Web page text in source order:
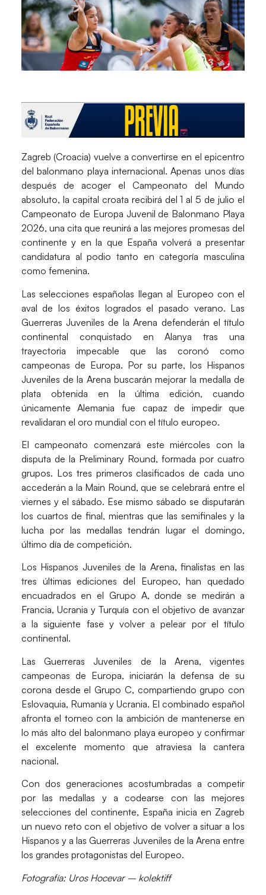
Zagreb (Croacia) vuelve a convertirse en el epicentro
del balonmano playa internacional. Apenas unos días
después de acoger el Campeonato del Mundo
absoluto, la capital croata recibirá del1 al 5 de julio el
Campeonato de Europa Juvenil de Balonmano Playa
2026, una cita que reunirá a las mejores promesas del
continente y en la que España volverá a presentar
candidatura al podio tanto en categoría masculina
como femenina.
Las selecciones españolas llegan al Europeo con el
aval de los éxitos logrados el pasado verano. Las
Guerreras Juveniles de la Arena defenderán el título
continental conquistado en Alanya tras una
trayectoria impecable que las coronó como
campeonas de Europa. Por su parte, los Hispanos
Juveniles de la Arena buscarán mejorar la medalla de
plata obtenida en la última edición, cuando
únicamente Alemania fue capaz de impedir que
revalidaran el oro mundial con el título europeo.
El campeonato comenzará este miércoles con la
disputa de la Preliminary Round, formada por cuatro
grupos. Los tres primeros clasificados de cada uno
accederán a la Main Round, que se celebrará entre el
viernes y el sábado. Ese mismo sábado se disputarán
los cuartos de final, mientras que las semifinales y la
lucha por las medallas tendrán lugar el domingo,
último día de competición.
Los Hispanos Juveniles de la Arena, finalistas en las
tres últimas ediciones del Europeo, han quedado
encuadrados en el Grupo A, donde se medirán a
Francia, Ucrania y Turquía con el objetivo de avanzar
a la siguiente fase y volver a pelear por el título
continental.
LasGuerreras Juveniles de la Arena, vigentes
campeonas de Europa, iniciarán la defensa de su
corona desde elGrupo C, compartiendo grupo con
Eslovaquia, Rumanía y Ucrania. El combinado español
afronta el torneo con la ambición de mantenerse en
lo más alto del balonmano playa europeo y confirmar
el excelente momento que atraviesa la cantera
nacional.
Con dos generaciones acostumbradas a competir
por las medallas y a codearse con las mejores
selecciones del continente, España inicia en Zagreb
un nuevo reto con el objetivo de volver a situar a los
Hispanos y a las Guerreras Juveniles de la Arena entre
los grandes protagonistas del Europeo.
Fotografía: Uros Hocevar – kolektiff